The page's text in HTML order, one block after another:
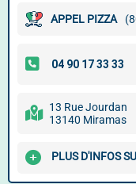
APPEL PIZZA
13 Rue Jourdan
13140 Miramas
PLUS D'INFOS